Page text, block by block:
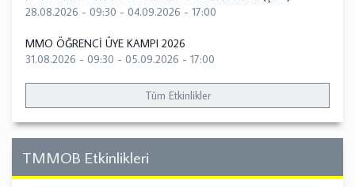
28.08.2026 - 09:30 - 04.09.2026 - 17:00
MMO ÖĞRENCİ ÜYE KAMPI 2026
31.08.2026 - 09:30 - 05.09.2026 - 17:00
Tüm Etkinlikler
TMMOB Etkinlikleri